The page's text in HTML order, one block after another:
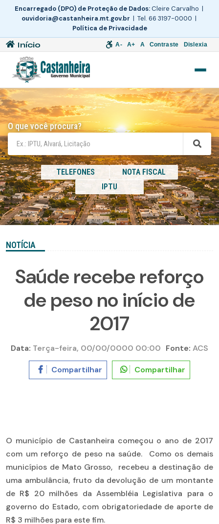
Encarregado (DPO) de Proteção de Dados:Cleire Carvalho |
ouvidoria@castanheira.mt.gov.br | Tel. 66 3197-0000 |
Política de Privacidade
Início A- A+ A Contraste Dislexia
O que você procura?
TELEFONES
NOTA FISCAL
IPTU
NOTÍCIA
Saúde recebe reforço
de peso no início de
2017
Data: Terça-feira, 00/00/0000 00:00 Fonte: ACS
Compartilhar Compartilhar
O município de Castanheira começou o ano de 2017
com um reforço de peso na saúde. Como os demais
municípios de Mato Grosso, recebeu a destinação de
uma ambulância, fruto da devolução de um montante
de R$ 20 milhões da Assembléia Legislativa para o
governo do Estado, com obrigatoriedade de aporte de
R$ 3 milhões para este fim.